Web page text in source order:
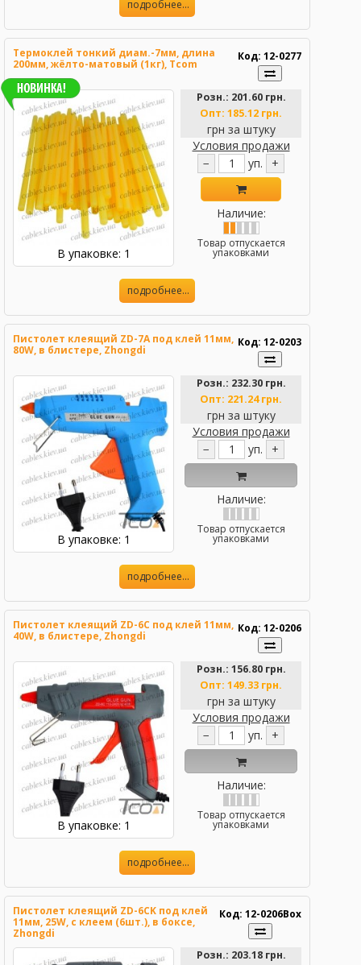
подробнее...
Термоклей тонкий диам.-7мм, длина
200мм, жёлто-матовый (1кг), Tcom
Код: 12-0277
В упаковке: 1
Розн.: 201.60 грн.
Опт: 185.12 грн.
грн за штуку
Условия продажи
−
уп. +
Наличие:
Товар отпускается
упаковками
подробнее...
Пистолет клеящий ZD-7А под клей 11мм,
80W, в блистере, Zhongdi
Код: 12-0203
В упаковке: 1
Розн.: 232.30 грн.
Опт: 221.24 грн.
грн за штуку
Условия продажи
−
уп. +
Наличие:
Товар отпускается
упаковками
подробнее...
Пистолет клеящий ZD-6C под клей 11мм,
40W, в блистере, Zhongdi
Код: 12-0206
В упаковке: 1
Розн.: 156.80 грн.
Опт: 149.33 грн.
грн за штуку
Условия продажи
−
уп. +
Наличие:
Товар отпускается
упаковками
подробнее...
Пистолет клеящий ZD-6CK под клей
11мм, 25W, с клеем (6шт.), в боксе,
Zhongdi
Код: 12-0206Box
Розн.: 203.18 грн.